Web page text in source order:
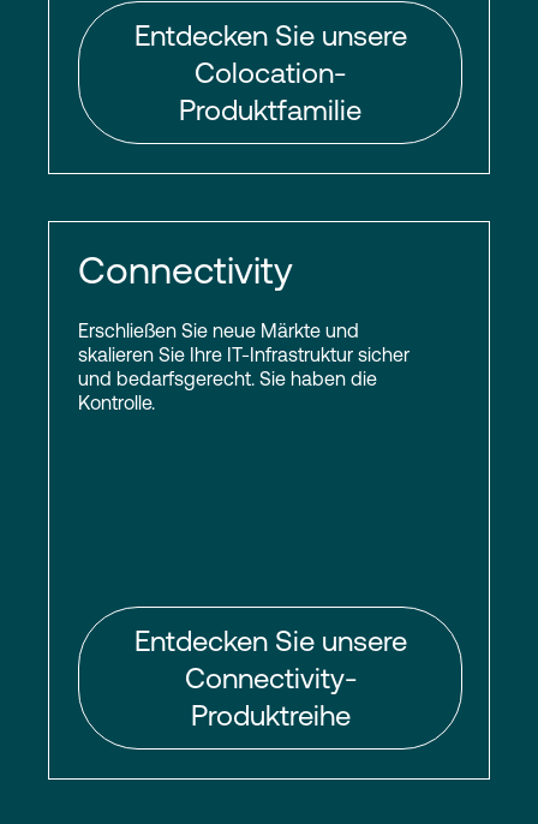
Entdecken Sie unsere
Colocation-
Produktfamilie
Connectivity
Erschließen Sie neue Märkte und
skalieren Sie Ihre IT-Infrastruktur sicher
und bedarfsgerecht. Sie haben die
Kontrolle.
Entdecken Sie unsere
Connectivity-
Produktreihe